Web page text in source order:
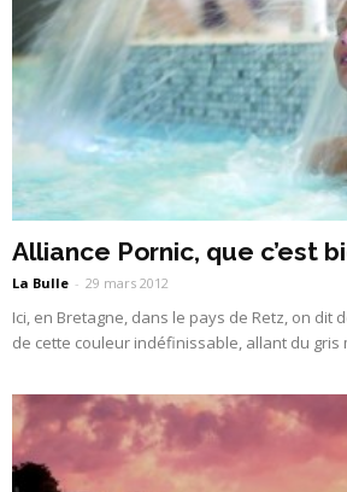
Alliance Pornic, que c’est
La Bulle - 29 mars 2012
Ici, en Bretagne, dans le pays de Retz, on dit
de cette couleur indéfinissable, allant du gris